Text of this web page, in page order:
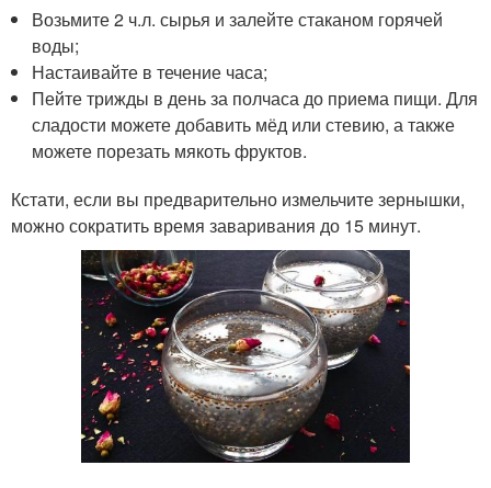
Возьмите 2 ч.л. сырья и залейте стаканом горячей
воды;
Настаивайте в течение часа;
Пейте трижды в день за полчаса до приема пищи. Для
сладости можете добавить мёд или стевию, а также
можете порезать мякоть фруктов.
Кстати, если вы предварительно измельчите зернышки,
можно сократить время заваривания до 15 минут.